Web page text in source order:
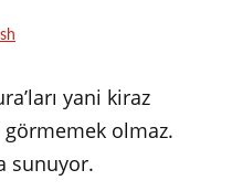
yani kiraz
görmemek olmaz.
sunuyor.